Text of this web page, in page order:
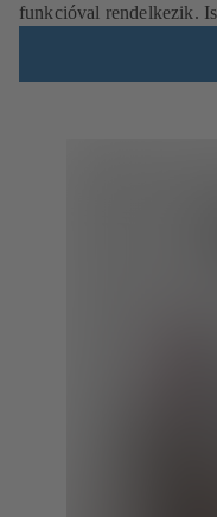
funkcióval rendelkezik.